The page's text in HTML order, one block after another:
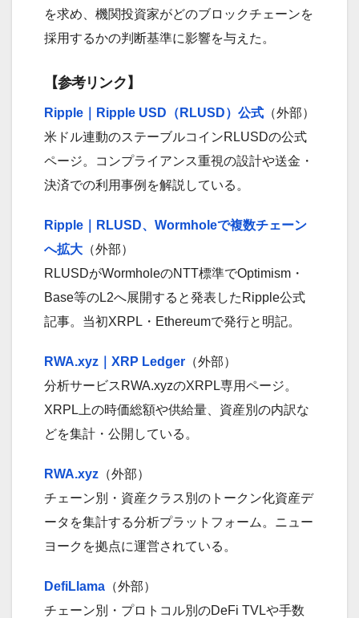
を求め、機関投資家がどのブロックチェーンを
採用するかの判断基準に影響を与えた。
【参考リンク】
Ripple｜Ripple USD（RLUSD）公式 （外部）
米ドル連動のステーブルコインRLUSDの公式
ページ。コンプライアンス重視の設計や送金・
決済での利用事例を解説している。
Ripple｜RLUSD、Wormholeで複数チェーン
へ拡大 （外部）
RLUSDがWormholeのNTT標準でOptimism・
Base等のL2へ展開すると発表したRipple公式
記事。当初XRPL・Ethereumで発行と明記。
RWA.xyz｜XRP Ledger （外部）
分析サービスRWA.xyzのXRPL専用ページ。
XRPL上の時価総額や供給量、資産別の内訳な
どを集計・公開している。
RWA.xyz （外部）
チェーン別・資産クラス別のトークン化資産デ
ータを集計する分析プラットフォーム。ニュー
ヨークを拠点に運営されている。
DefiLlama （外部）
チェーン別・プロトコル別のDeFi TVLや手数